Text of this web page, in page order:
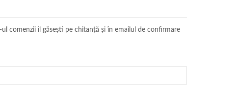
comenzii îl găsești pe chitanță și în emailul de confirmare